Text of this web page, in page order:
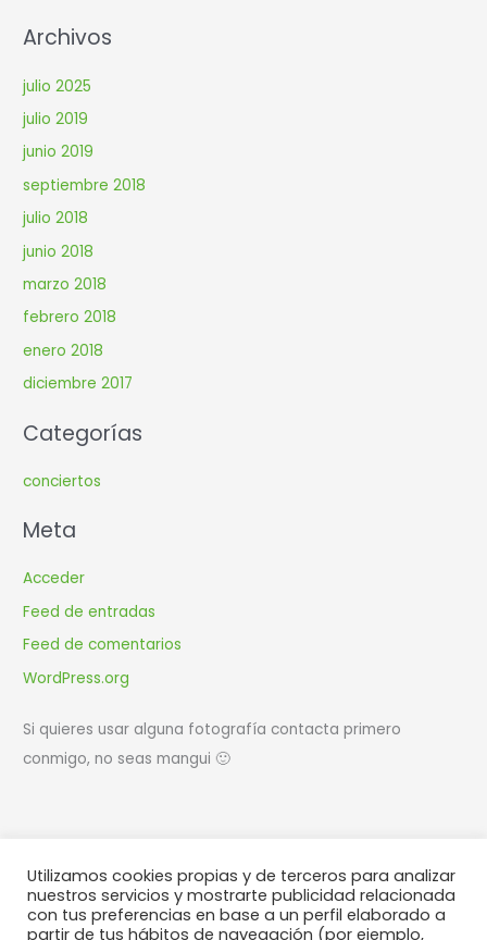
Archivos
julio 2025
julio 2019
junio 2019
septiembre 2018
julio 2018
junio 2018
marzo 2018
febrero 2018
enero 2018
diciembre 2017
Categorías
conciertos
Meta
Acceder
Feed de entradas
Feed de comentarios
WordPress.org
Si quieres usar alguna fotografía contacta primero
conmigo, no seas mangui 🙂
Diseño y desarrollo webWIR | estudio creativo
Utilizamos cookies propias y de terceros para analizar
nuestros servicios y mostrarte publicidad relacionada
con tus preferencias en base a un perfil elaborado a
partir de tus hábitos de navegación (por ejemplo,